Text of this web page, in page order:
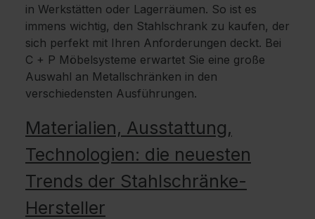
in Werkstätten oder Lagerräumen. So ist es
immens wichtig, den Stahlschrank zu kaufen, der
sich perfekt mit Ihren Anforderungen deckt. Bei
C + P Möbelsysteme erwartet Sie eine große
Auswahl an Metallschränken in den
verschiedensten Ausführungen.
Materialien, Ausstattung,
Technologien: die neuesten
Trends der Stahlschränke-
Hersteller